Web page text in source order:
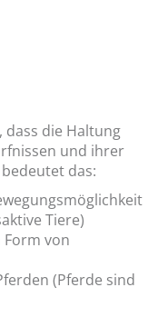
dass die Haltung
und ihrer
das:
Tiere)
von
(Pferde sind